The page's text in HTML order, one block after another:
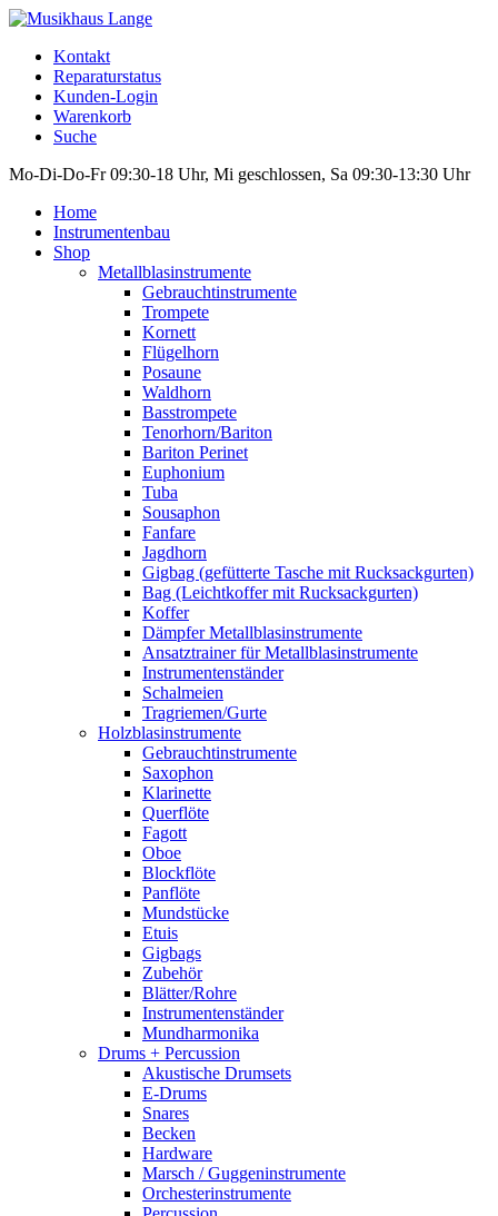
Kontakt
Reparaturstatus
Kunden-Login
Warenkorb
Suche
Mo-Di-Do-Fr 09:30-18 Uhr, Mi geschlossen, Sa 09:30-13:30 Uhr
Home
Instrumentenbau
Shop
Metallblasinstrumente
Gebrauchtinstrumente
Trompete
Kornett
Flügelhorn
Posaune
Waldhorn
Basstrompete
Tenorhorn/Bariton
Bariton Perinet
Euphonium
Tuba
Sousaphon
Fanfare
Jagdhorn
Gigbag (gefütterte Tasche mit Rucksackgurten)
Bag (Leichtkoffer mit Rucksackgurten)
Koffer
Dämpfer Metallblasinstrumente
Ansatztrainer für Metallblasinstrumente
Instrumentenständer
Schalmeien
Tragriemen/Gurte
Holzblasinstrumente
Gebrauchtinstrumente
Saxophon
Klarinette
Querflöte
Fagott
Oboe
Blockflöte
Panflöte
Mundstücke
Etuis
Gigbags
Zubehör
Blätter/Rohre
Instrumentenständer
Mundharmonika
Drums + Percussion
Akustische Drumsets
E-Drums
Snares
Becken
Hardware
Marsch / Guggeninstrumente
Orchesterinstrumente